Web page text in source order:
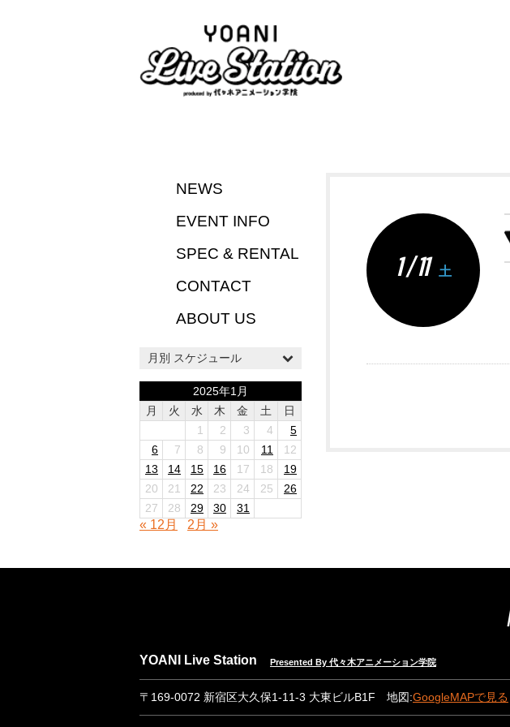
NEWS
EVENT INFO
SPEC & RENTAL
CONTACT
ABOUT US
月別 スケジュール
2025年1月
月
火 水 木 金 土
日
1
2 3 4
5
6
7 8 9 10 11
12
13
14 15 16 17 18
19
20
21 22 23 24 25
26
27
28 29 30 31
« 12月 2月 »
1 / 11 土
YOANI Live Station Presented By 代々木アニメーション学院
〒169-0072 新宿区大久保1-11-3 大東ビルB1F 地図:GoogleMAPで見る